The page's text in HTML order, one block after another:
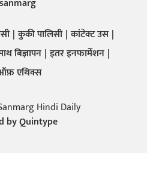
कुकी पालिसी कांटेक्ट उस
बिज्ञापन इतर इनफार्मेशन
एथिक्स
Hindi Daily
byQuintype